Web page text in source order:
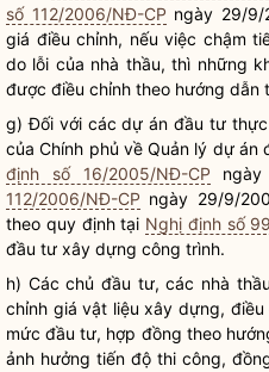
số 112/2006/NĐ-CP ngày 29/9/
giá điều chỉnh, nếu việc chậm
do lỗi của nhà thầu, thì những
được điều chỉnh theo hướng dẫn
g) Đối với các dự án đầu tư
của Chính phủ về Quản lý dự
định số 16/2005/NĐ-CP
112/2006/NĐ-CP ngày 29/9/
theo quy định tại Nghị định số
đầu tư xây dựng công trình.
h) Các chủ đầu tư, các nhà
chỉnh giá vật liệu xây dựng,
mức đầu tư, hợp đồng theo
ảnh hưởng tiến độ thi công,